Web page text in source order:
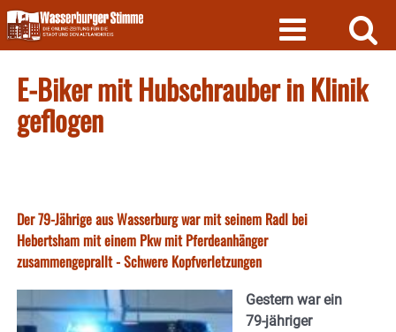
Skip
to
content
E-Biker mit Hubschrauber in Klinik
geflogen
Der 79-Jährige aus Wasserburg war mit seinem Radl bei
Hebertsham mit einem Pkw mit Pferdeanhänger
zusammengeprallt - Schwere Kopfverletzungen
Gestern war ein
79-jähriger